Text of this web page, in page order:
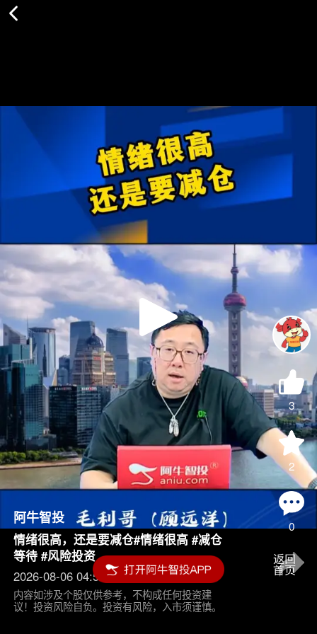
Play
Video
3
2
0
阿牛智投
情绪很高，还是要减仓#情绪很高 #减仓
等待 #风险投资
2026-08-06 04:55
内容如涉及个股仅供参考，不构成任何投资建
议！投资风险自负。投资有风险，入市须谨慎。